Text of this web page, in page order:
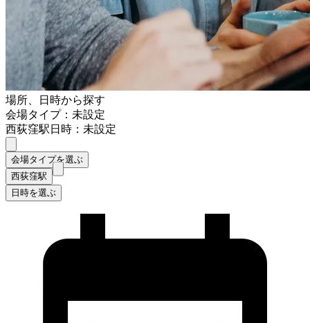
場所、日時から探す
会場タイプ：未設定
西荻窪駅日時：未設定
会場タイプを選ぶ
西荻窪駅
日時を選ぶ